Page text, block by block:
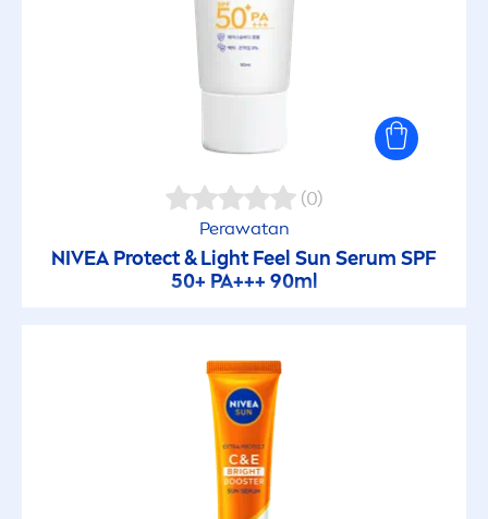
Protect & Moisture
Sun Protection
UV untuk Wajah
20
(0)
Perawatan
NIVEA Protect& Light Feel Sun Serum SPF
50+ PA+++ 90ml